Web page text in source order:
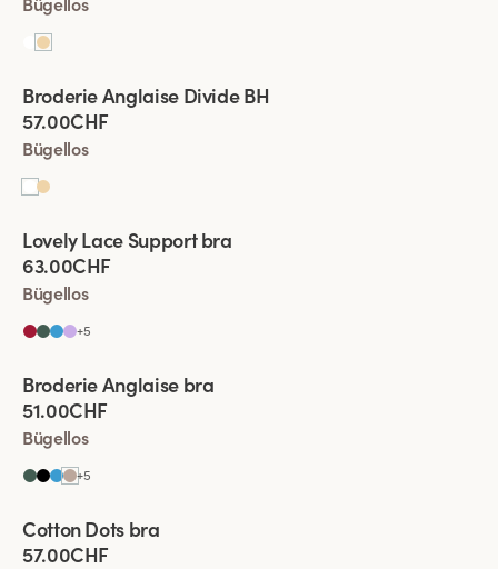
Neues Produkt
Broderie Anglaise Divide BH
57.00CHF
Bügellos
Neue Farbe
Lovely Lace Support bra
63.00CHF
Bügellos
+5
Neue Farbe
Broderie Anglaise bra
51.00CHF
Bügellos
+5
Neue Farbe
Cotton Dots bra
57.00CHF